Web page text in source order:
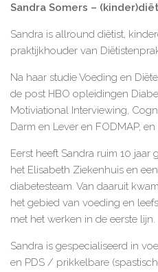
Sandra Somers –
Sandra is allround diëtist,
praktijkhouder van
Na haar studie Voeding en
de post HBO opleidingen
Motiviational Interviewing,
Darm en Lever en FODMAP,
Eerst heeft Sandra ruim 10 jaar
het Elisabeth Ziekenhuis en
diabetesteam. Van daaruit
het gebied van voeding en
met het werken in de eerste lijn.
Sandra is gespecialiseerd in
en PDS / prikkelbare